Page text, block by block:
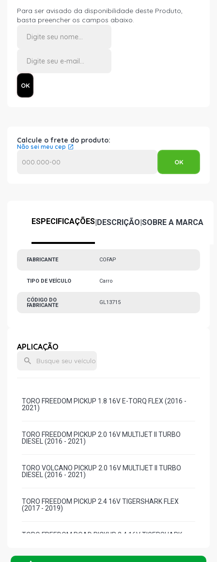
Para ser avisado da disponibilidade deste Produto,
basta preencher os campos abaixo.
Calcule o frete do produto:
Não sei meu cep
ESPECIFICAÇÕES|DESCRIÇÃO|SOBRE A MARCA
FABRICANTE COFAP
TIPO DE VEÍCULO Carro
CÓDIGO DO
FABRICANTE
GL13715
APLICAÇÃO
TORO FREEDOM PICKUP 1.8 16V E-TORQ FLEX (2016 -
2021)
TORO FREEDOM PICKUP 2.0 16V MULTIJET II TURBO
DIESEL (2016 - 2021)
TORO VOLCANO PICKUP 2.0 16V MULTIJET II TURBO
DIESEL (2016 - 2021)
TORO FREEDOM PICKUP 2.4 16V TIGERSHARK FLEX
(2017 - 2019)
TORO FREEDOM ROAD PICKUP 2.4 16V TIGERSHARK